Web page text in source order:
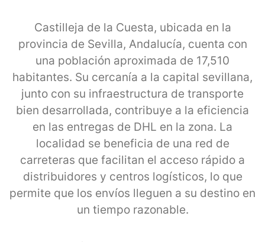
Castilleja de la Cuesta, ubicada en la
provincia de Sevilla, Andalucía, cuenta con
una población aproximada de 17,510
habitantes. Su cercanía a la capital sevillana,
junto con su infraestructura de transporte
bien desarrollada, contribuye a la eficiencia
en las entregas de DHL en la zona. La
localidad se beneficia de una red de
carreteras que facilitan el acceso rápido a
distribuidores y centros logísticos, lo que
permite que los envíos lleguen a su destino en
un tiempo razonable.